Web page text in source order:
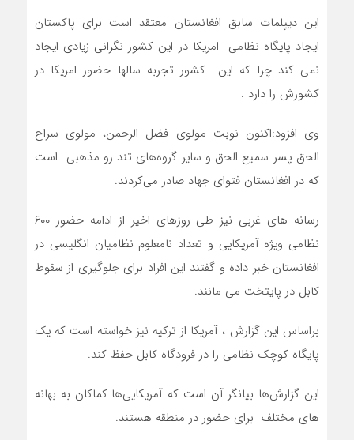
این دیپلمات سابق افغانستان معتقد است برای پاکستان
ایجاد پایگاه نظامی امریکا در این کشور نگرانی زیادی ایجاد
نمی کند چرا که این کشور تجربه سالها حضور امریکا در
کشورش را دارد .
وی افزود:اکنون نوبت مولوی فضل الرحمن، مولوی سراج
الحق پسر سمیع الحق و سایر گروه‌های تند رو مذهبی است
که در افغانستان فتوای جهاد صادر می‌کردند.
رسانه های غربی نیز طی روزهای اخیر از ادامه حضور ۶۰۰
نظامی ویژه آمریکایی و تعداد نامعلوم نظامیان انگلیسی در
افغانستان خبر داده و گفتند این افراد برای جلوگیری از سقوط
کابل در پایتخت می مانند.
براساس این گزارش ، آمریکا از ترکیه نیز خواسته است که یک
پایگاه کوچک نظامی را در فرودگاه کابل حفظ کند.
این گزارش‌ها بیانگر آن است که آمریکایی‌ها کماکان به بهانه
های مختلف برای حضور در منطقه هستند.